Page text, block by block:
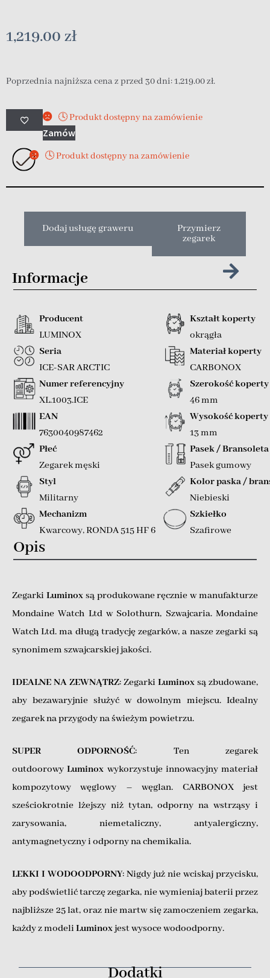
1,219.00 zł
Poprzednia najniższa cena z przed 30 dni:1,219.00zł.
🕓 Produkt dostępny na zamówienie
Zamów
🕓 Produkt dostępny na zamówienie
Dodaj usługę graweru
Przymierz
zegarek
Informacje
Producent
LUMINOX
Seria
ICE-SAR ARCTIC
Numer referencyjny
XL.1003.ICE
EAN
7630040987462
Płeć
Zegarek męski
Styl
Militarny
Mechanizm
Kwarcowy,RONDA 515 HF 6
Kształt koperty
okrągła
Materiał koperty
CARBONOX
Szerokość koperty
46 mm
Wysokość koperty
13 mm
Pasek / Bransoleta
Pasek gumowy
Kolor paska /
Niebieski
Szkiełko
Szafirowe
Opis
Zegarki Luminoxsą produkowane ręcznie w manufakturze
Mondaine Watch Ltd w Solothurn, Szwajcaria. Mondaine
Watch Ltd. ma długą tradycję zegarków, a nasze zegarki są
synonimem szwajcarskiej jakości.
IDEALNE NA ZEWNĄTRZ: Zegarki Luminox są zbudowane,
aby bezawaryjnie służyć w dowolnym miejscu. Idealny
zegarek na przygody na świeżym powietrzu.
SUPER ODPORNOŚĆ: Ten zegarek
outdoorowyLuminox wykorzystuje innowacyjny materiał
kompozytowy węglowy – węglan. CARBONOX jest
sześciokrotnie lżejszy niż tytan, odporny na wstrząsy i
zarysowania, niemetaliczny, antyalergiczny,
antymagnetyczny i odporny na chemikalia.
LEKKI I WODOODPORNY: Nigdy już nie wciskaj przycisku,
aby podświetlić tarczę zegarka, nie wymieniaj baterii przez
najbliższe 25 lat, oraz nie martw się zamoczeniem zegarka,
każdy z modeliLuminoxjest wysoce wodoodporny.
Dodatki